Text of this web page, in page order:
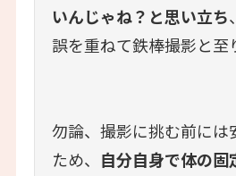
いんじゃね？と思い立ち
誤を重ねて鉄棒撮影と至
勿論、撮影に挑む前には
ため、 自分自身で体の固